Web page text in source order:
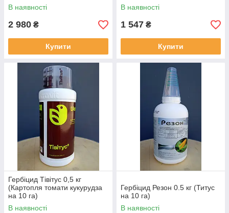
В наявності
2 980 ₴
Купити
В наявності
1 547 ₴
Купити
Гербіцид Тівітус 0,5 кг
(Картопля томати кукурудза
на 10 га)
В наявності
Гербіцид Резон 0.5 кг (Титус
на 10 га)
В наявності